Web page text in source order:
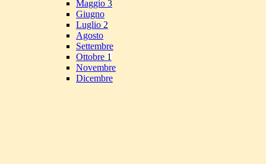
Maggio 3
Giugno
Luglio 2
Agosto
Settembre
Ottobre 1
Novembre
Dicembre